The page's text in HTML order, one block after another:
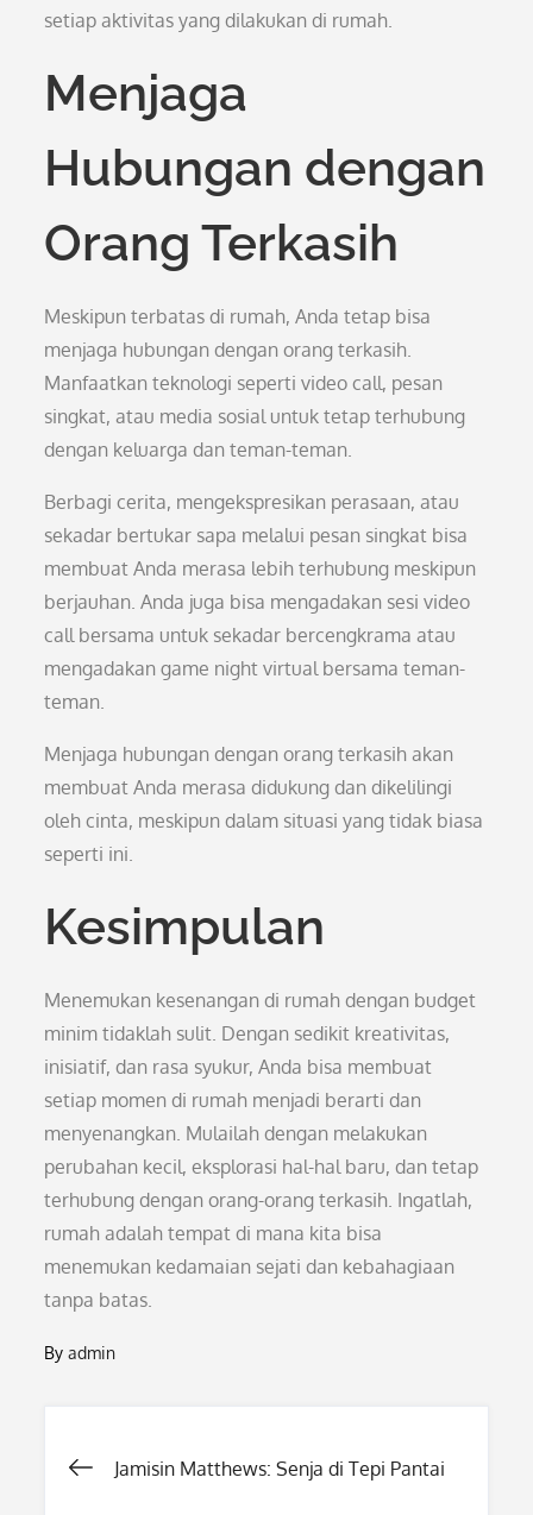
setiap aktivitas yang dilakukan di rumah.
Menjaga
Hubungan dengan
Orang Terkasih
Meskipun terbatas di rumah, Anda tetap bisa
menjaga hubungan dengan orang terkasih.
Manfaatkan teknologi seperti video call, pesan
singkat, atau media sosial untuk tetap terhubung
dengan keluarga dan teman-teman.
Berbagi cerita, mengekspresikan perasaan, atau
sekadar bertukar sapa melalui pesan singkat bisa
membuat Anda merasa lebih terhubung meskipun
berjauhan. Anda juga bisa mengadakan sesi video
call bersama untuk sekadar bercengkrama atau
mengadakan game night virtual bersama teman-
teman.
Menjaga hubungan dengan orang terkasih akan
membuat Anda merasa didukung dan dikelilingi
oleh cinta, meskipun dalam situasi yang tidak biasa
seperti ini.
Kesimpulan
Menemukan kesenangan di rumah dengan budget
minim tidaklah sulit. Dengan sedikit kreativitas,
inisiatif, dan rasa syukur, Anda bisa membuat
setiap momen di rumah menjadi berarti dan
menyenangkan. Mulailah dengan melakukan
perubahan kecil, eksplorasi hal-hal baru, dan tetap
terhubung dengan orang-orang terkasih. Ingatlah,
rumah adalah tempat di mana kita bisa
menemukan kedamaian sejati dan kebahagiaan
tanpa batas.
Byadmin
Post
Jamisin Matthews: Senja di Tepi Pantai